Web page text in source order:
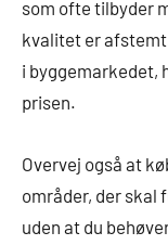
som ofte tilbyder
kvalitet er
i byggemarkedet,
prisen.
Overvej også at
områder, der skal
uden at du